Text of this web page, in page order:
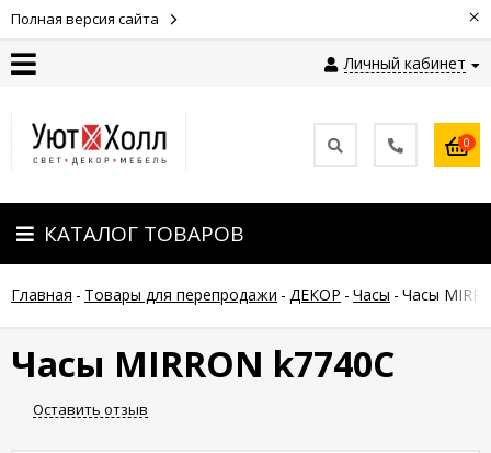
Полная версия сайта ×
Личный кабинет
Оплата
Доставка
Гарантия
возврат
Новости
0
КАТАЛОГ ТОВАРОВ
Главная - Товары для перепродажи - ДЕКОР - Часы - Часы
Часы MIRRON k7740С
Оставить отзыв